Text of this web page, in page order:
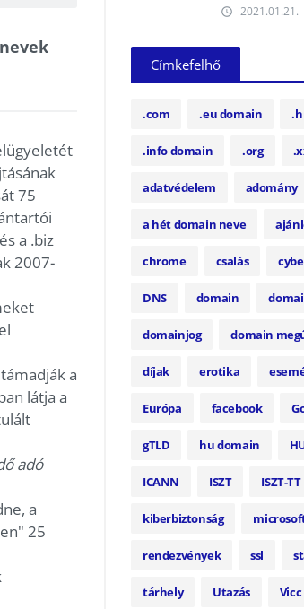
75
a .biz
2007-
a
látja a
adó
a
25
access_time 2021.01.21.
Címkefelhő
.com .eu domain
.info domain .org
adatvédelem adomány
a hét domain neve
chrome csalás
DNS domain
domainjog domain
díjak erotika
Európa facebook
gTLD hu domain
ICANN ISZT ISZT-TT
kiberbiztonság
rendezvények ssl
tárhely Utazás Vicc